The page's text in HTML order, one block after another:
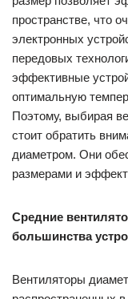
пространстве, что
электронных
передовых
эффективные
оптимальную
Поэтому, выбирая
стоит обратить
диаметром. Они
размерами и
Средние
большинства
Вентиляторы